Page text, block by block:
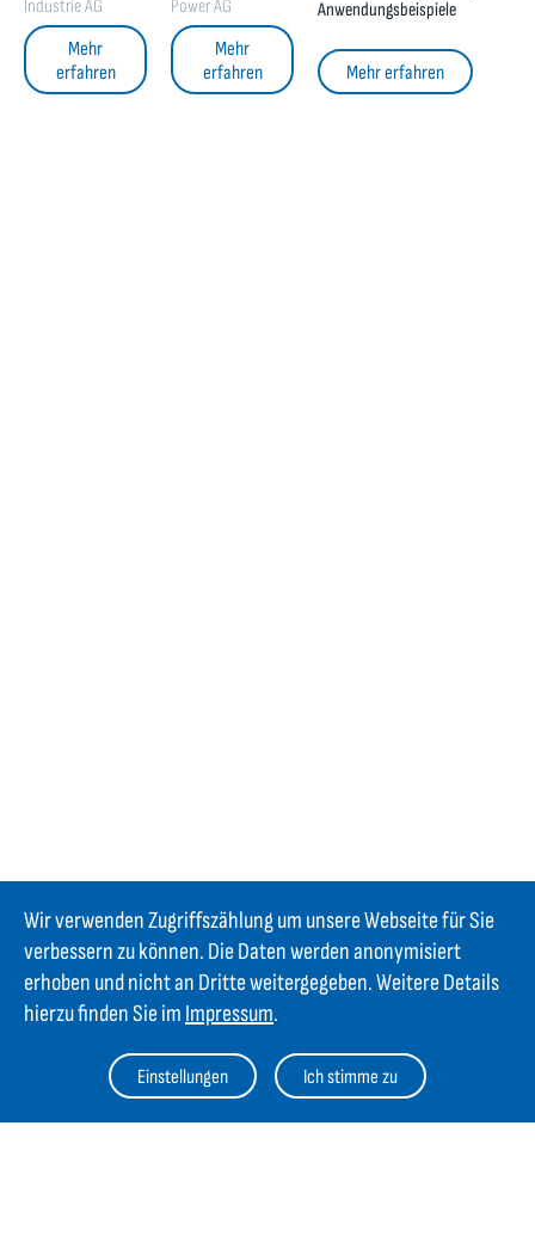
Industrie AG
Mehr
erfahren
Power AG
Mehr
erfahren
Anwendungsbeispiele
Mehr erfahren
Kontakt
GIFAS ELECTRIC Gesellschaft m.b.H.
Wir verwenden Zugriffszählung um unsere Webseite für Sie
verbessern zu können. Die Daten werden anonymisiert
erhoben und nicht an Dritte weitergegeben. Weitere Details
hierzu finden Sie im Impressum.
Einstellungen Ich stimme zu